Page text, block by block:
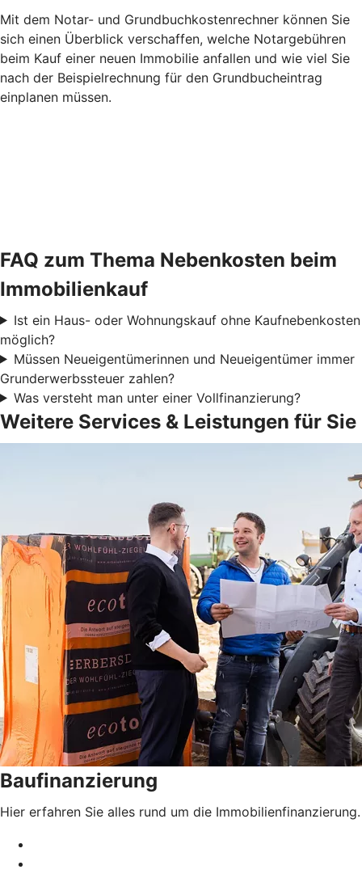
Mit dem Notar- und Grundbuchkostenrechner können Sie
sich einen Überblick verschaffen, welche Notargebühren
beim Kauf einer neuen Immobilie anfallen und wie viel Sie
nach der Beispielrechnung für den Grundbucheintrag
einplanen müssen.
FAQ zum Thema Nebenkosten beim
Immobilienkauf
Ist ein Haus- oder Wohnungskauf ohne Kaufnebenkosten
möglich?
Müssen Neueigentümerinnen und Neueigentümer immer
Grunderwerbssteuer zahlen?
Was versteht man unter einer Vollfinanzierung?
Weitere Services & Leistungen für Sie
Baufinanzierung
Hier erfahren Sie alles rund um die Immobilienfinanzierung.